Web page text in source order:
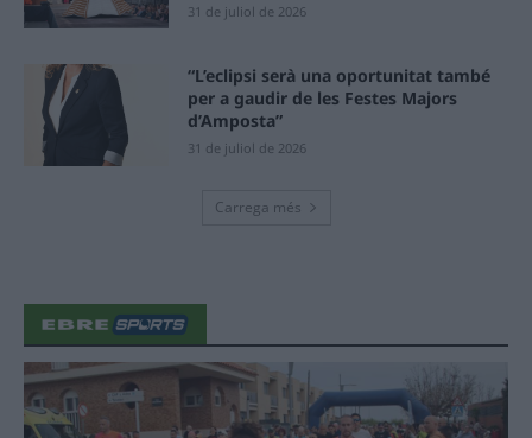
31 de juliol de 2026
“L’eclipsi serà una oportunitat també
per a gaudir de les Festes Majors
d’Amposta”
31 de juliol de 2026
Carrega més